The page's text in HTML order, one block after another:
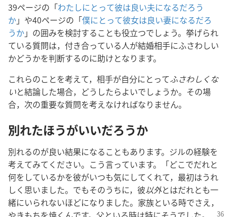
39ページの「わたしにとって彼は良い夫になるだろう
か」や40ページの「僕にとって彼女は良い妻になるだろ
うか」の囲みを検討することも役立つでしょう。挙げられ
ている質問は，付き合っている人が結婚相手にふさわしい
かどうかを判断するのに助けとなります。
これらのことを考えて，相手が自分にとってふさわしくな
いと結論した場合，どうしたらよいでしょうか。その場
合，次の重要な質問を考えなければなりません。
別れたほうがいいだろうか
別れるのが良い結果になることもあります。ジルの経験を
考えてみてください。こう言っています。「どこでだれと
何をしているかを彼がいつも気にしてくれて，最初はうれ
しく思いました。でもそのうちに，彼以外とはだれとも一
緒にいられないほどになりました。家族といる時でさえ，